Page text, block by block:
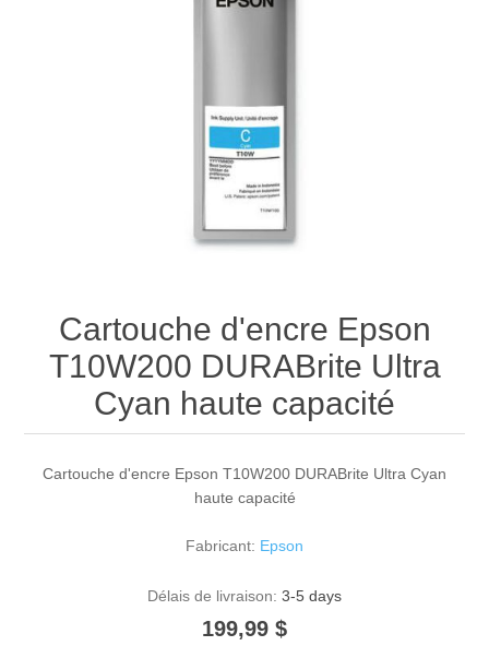
Cartouche d'encre Epson
T10W200 DURABrite Ultra
Cyan haute capacité
Cartouche d'encre Epson T10W200 DURABrite Ultra Cyan
haute capacité
Fabricant: Epson
Délais de livraison: 3-5 days
199,99 $